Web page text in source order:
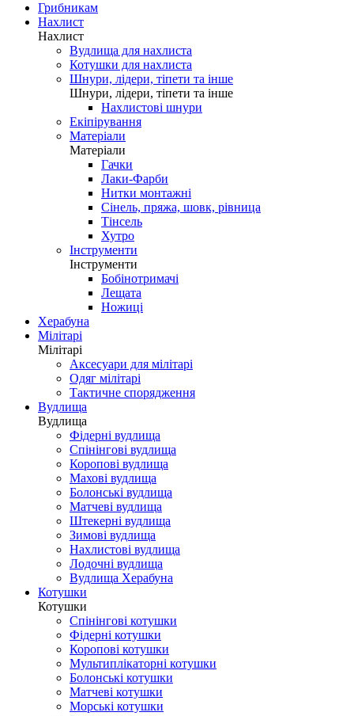
Грибникам
Нахлист
Нахлист
Вудлища для нахлиста
Котушки для нахлиста
Шнури, лідери, тіпети та інше
Шнури, лідери, тіпети та інше
Нахлистові шнури
Екіпірування
Матеріали
Матеріали
Гачки
Лаки-Фарби
Нитки монтажні
Сінель, пряжа, шовк, рівница
Тінсель
Хутро
Інструменти
Інструменти
Бобінотримачі
Лещата
Ножиці
Херабуна
Мілітарі
Мілітарі
Аксесуари для мілітарі
Одяг мілітарі
Тактичне спорядження
Вудлища
Вудлища
Фідерні вудлища
Спінінгові вудлища
Коропові вудлища
Махові вудлища
Болонські вудлища
Матчеві вудлища
Штекерні вудлища
Зимові вудлища
Нахлистові вудлища
Лодочні вудлища
Вудлища Херабуна
Котушки
Котушки
Спінінгові котушки
Фідерні котушки
Коропові котушки
Мультиплікаторні котушки
Болонські котушки
Матчеві котушки
Морські котушки